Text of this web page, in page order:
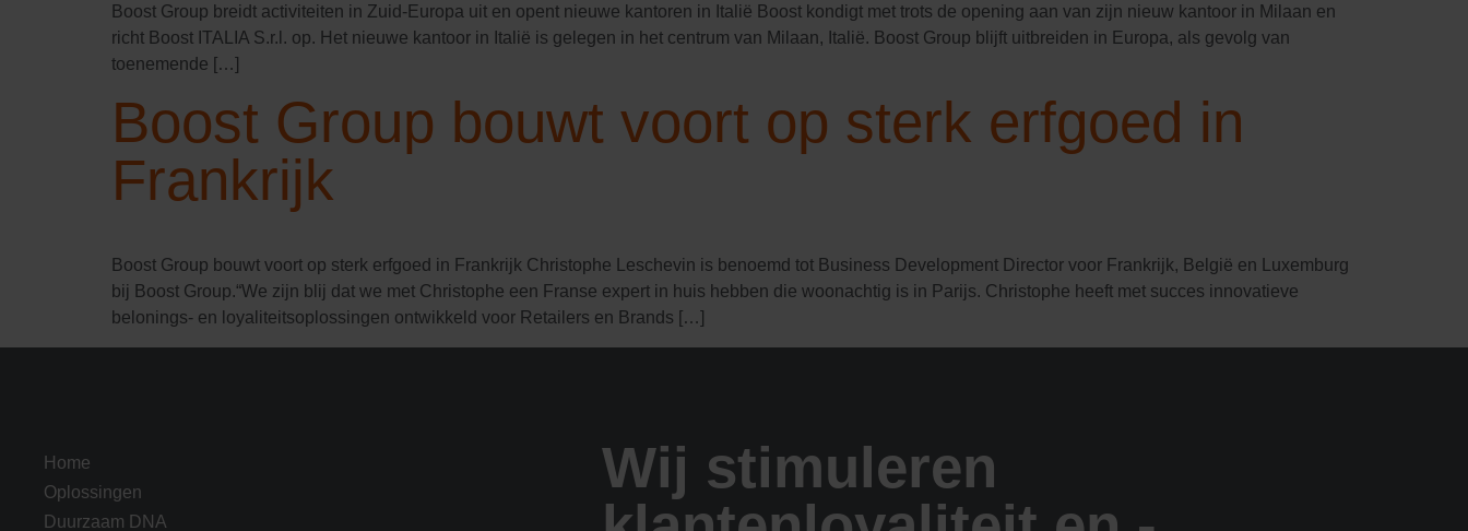
Boost Group breidt activiteiten in Zuid-Europa uit en opent nieuwe kantoren in Italië Boost kondigt met trots de opening aan van zijn nieuw kantoor in Milaan en
richt Boost ITALIA S.r.l. op. Het nieuwe kantoor in Italië is gelegen in het centrum van Milaan, Italië. Boost Group blijft uitbreiden in Europa, als gevolg van
toenemende […]
Boost Group bouwt voort op sterk erfgoed in
Frankrijk
Boost Group bouwt voort op sterk erfgoed in Frankrijk Christophe Leschevin is benoemd tot Business Development Director voor Frankrijk, België en Luxemburg
bij Boost Group.“We zijn blij dat we met Christophe een Franse expert in huis hebben die woonachtig is in Parijs. Christophe heeft met succes innovatieve
belonings- en loyaliteitsoplossingen ontwikkeld voor Retailers en Brands […]
Home
Oplossingen
Duurzaam DNA
Wij stimuleren